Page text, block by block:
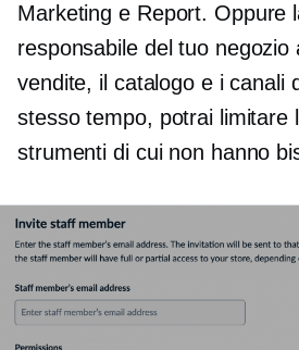
Marketing e Report. Oppure
responsabile del tuo negozio
vendite, il catalogo e i canali
stesso tempo, potrai limitare
strumenti di cui non hanno